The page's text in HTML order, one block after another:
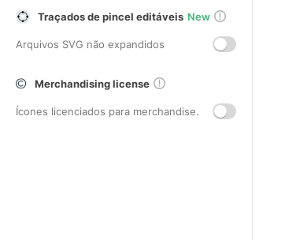
Traçados de pincel editáveis New
Arquivos SVG não expandidos
Merchandising license
Ícones licenciados para merchandise.